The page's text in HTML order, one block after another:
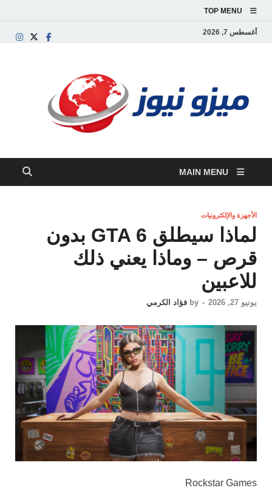
TOP MENU
أغسطس 7, 2026
MAIN MENU
الأجهزة والإلكترونيات
لماذا سيطلق GTA 6 بدون
قرص – وماذا يعني ذلك
للاعبين
يونيو 27, 2026 -
by فؤاد الكرمي
Rockstar Games